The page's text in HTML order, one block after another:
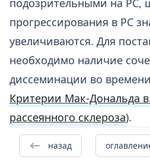
подозрительными на РС,
прогрессирования в РС
увеличиваются. Для
необходимо наличие
диссеминации во
Критерии Мак-Дональда в
рассеянного склероза).
назад